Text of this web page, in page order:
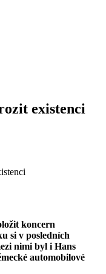
existenci
koncern
si v posledních
nimi byl i Hans
automobilové